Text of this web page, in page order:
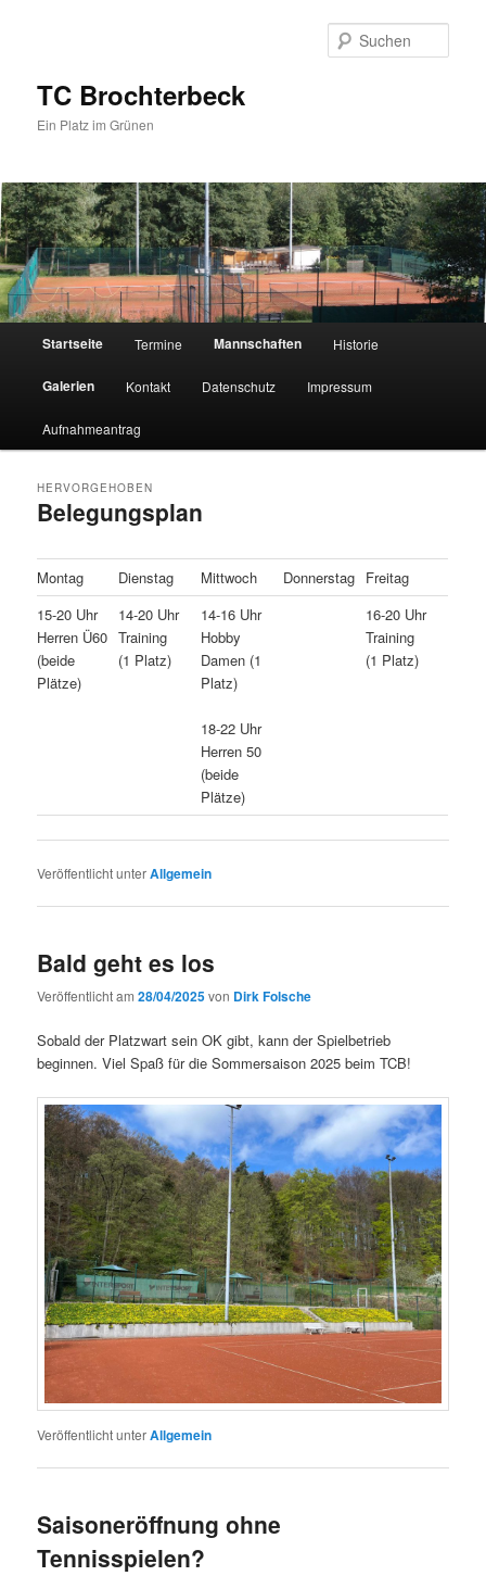
TC Brochterbeck
Ein Platz im Grünen
HauptmenüStartseite Termine Mannschaften Historie
Galerien Kontakt Datenschutz Impressum
Aufnahmeantrag
Belegungsplan
HERVORGEHOBEN
Montag Dienstag Mittwoch Donnerstag Freitag
15-20 Uhr
Herren Ü60
(beide
Plätze)
14-20 Uhr
Training
(1 Platz)
14-16 Uhr
Hobby
Damen (1
Platz)
18-22 Uhr
Herren 50
(beide
Plätze)
16-20 Uhr
Training
(1 Platz)
Veröffentlicht unterAllgemein
Bald geht es los
Veröffentlicht am28/04/2025von Dirk Folsche
Sobald der Platzwart sein OK gibt, kann der Spielbetrieb
beginnen. Viel Spaß für die Sommersaison 2025 beim TCB!
Veröffentlicht unterAllgemein
Saisoneröffnung ohne
Tennisspielen?